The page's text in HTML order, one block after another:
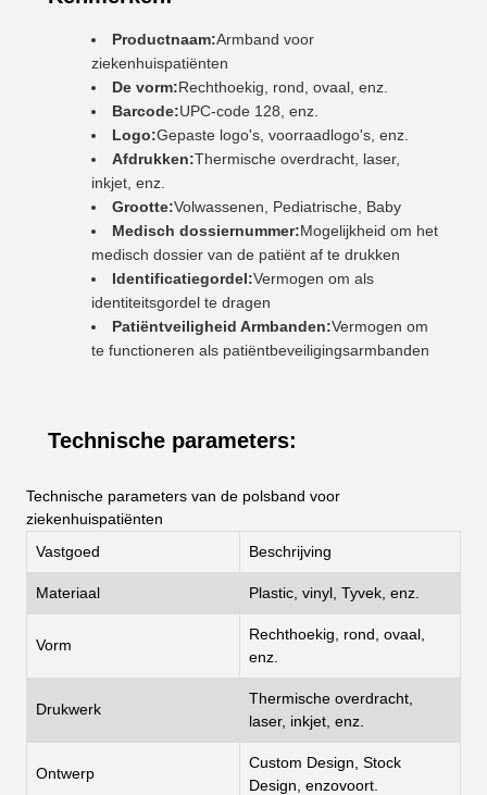
Productnaam:Armband voor
ziekenhuispatiënten
De vorm:Rechthoekig, rond, ovaal, enz.
Barcode:UPC-code 128, enz.
Logo:Gepaste logo's, voorraadlogo's, enz.
Afdrukken:Thermische overdracht, laser,
inkjet, enz.
Grootte:Volwassenen, Pediatrische, Baby
Medisch dossiernummer:Mogelijkheid om het
medisch dossier van de patiënt af te drukken
Identificatiegordel:Vermogen om als
identiteitsgordel te dragen
Patiëntveiligheid Armbanden:Vermogen om
te functioneren als patiëntbeveiligingsarmbanden
Technische parameters:
Technische parameters van de polsband voor
ziekenhuispatiënten
Vastgoed
Beschrijving
Materiaal Plastic, vinyl, Tyvek, enz.
Vorm
Rechthoekig, rond, ovaal,
enz.
Drukwerk
Thermische overdracht,
laser, inkjet, enz.
Ontwerp
Custom Design, Stock
Design, enzovoort.